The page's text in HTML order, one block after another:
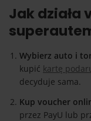
Jak działa
Wybierz auto i
kupić kartę
decyduje sama.
Kup voucher
przez PayU lub